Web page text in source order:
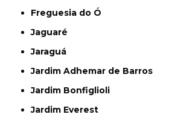
Freguesia do Ó
Jaguaré
Jaraguá
Jardim Adhemar de Barros
Jardim Bonfiglioli
Jardim Everest